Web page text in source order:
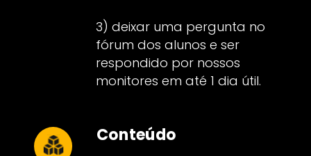
3) deixar uma pergunta no
fórum dos alunos e ser
respondido por nossos
monitores em até 1 dia útil.
Conteúdo